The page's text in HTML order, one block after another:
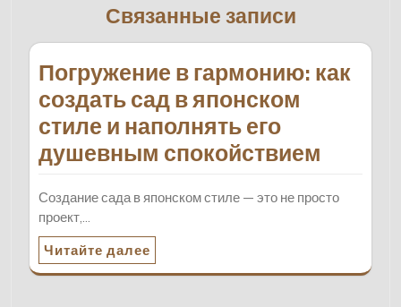
Связанные записи
Погружение в гармонию: как
создать сад в японском
стиле и наполнять его
душевным спокойствием
Создание сада в японском стиле — это не просто
проект,…
Читайте далее